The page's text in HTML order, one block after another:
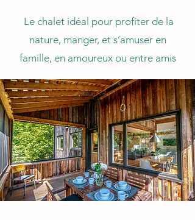
Le chalet idéal pour profiter de la
nature, manger, et s’amuser en
famille, en amoureux ou entre amis